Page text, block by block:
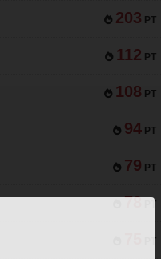
203 PT
112 PT
108 PT
94 PT
79 PT
78 PT
PT